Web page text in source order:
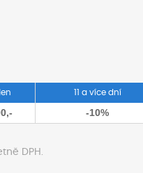
11 a více dní
-10%
DPH.